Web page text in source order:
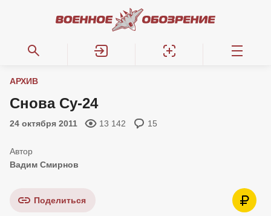
АРХИВ
Снова Су-24
24 октября 2011 13 142 15
Вадим Смирнов
Поделиться